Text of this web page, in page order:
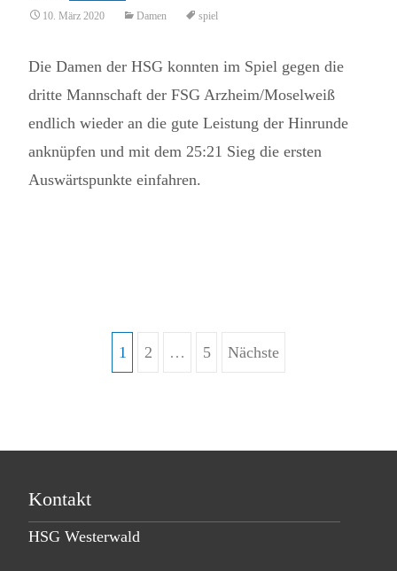
10. März 2020 Damen spiel
Die Damen der HSG konnten im Spiel gegen die
dritte Mannschaft der FSG Arzheim/Moselweiß
endlich wieder an die gute Leistung der Hinrunde
anknüpfen und mit dem 25:21 Sieg die ersten
Auswärtspunkte einfahren.
Beitragsnavigation
1 2 … 5 Nächste
Kontakt
HSG Westerwald